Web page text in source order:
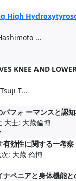
High
...
KNEE AND
T...
フォ ーマンスと認
大士; 大藏倫博
効性に関する一考察
; 大藏 倫博
ペニアと身体機能